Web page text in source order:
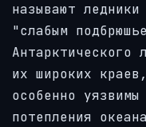
называют
"слабым
Антарктического
их широких
особенно
потепления